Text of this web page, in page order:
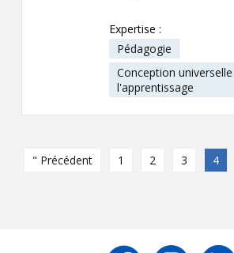
Expertise :
Pédagogie
Conception
l'apprentissage
" Précédent 1 2 3 4